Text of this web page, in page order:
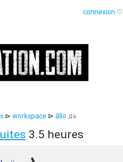
connexion ♡
⊳ workspace ⊳ âllo ♫♭
3.5 heures